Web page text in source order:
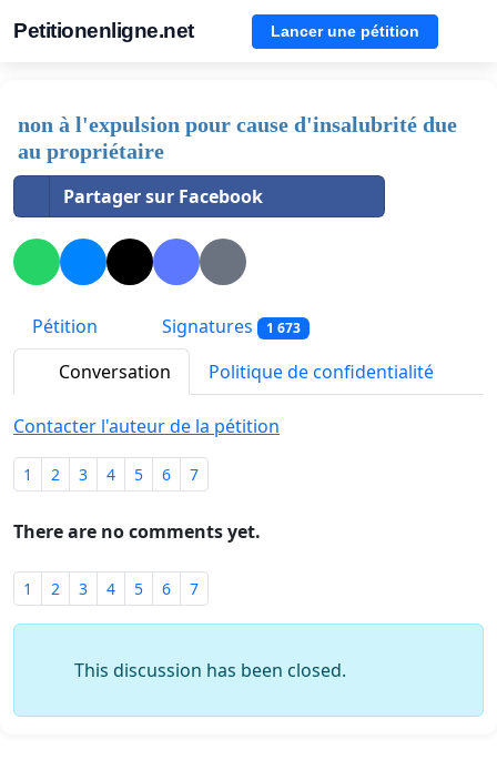
Petitionenligne.net Lancer une pétition
non à l'expulsion pour cause d'insalubrité due
au propriétaire
Partager sur Facebook
Pétition Signatures 1 673
Conversation Politique de confidentialité
Contacter l'auteur de la pétition
1 2 3 4 5 6 7
There are no comments yet.
1 2 3 4 5 6 7
This discussion has been closed.